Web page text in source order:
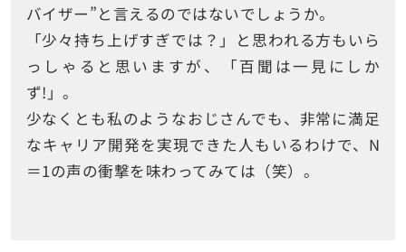
バイザー”と言えるのではないでしょうか。
「少々持ち上げすぎでは？」と思われる方もいら
っしゃると思いますが、「百聞は一見にしか
ず!」。
少なくとも私のようなおじさんでも、非常に満足
なキャリア開発を実現できた人もいるわけで、 N
＝1の声の衝撃を味わってみては（笑）。